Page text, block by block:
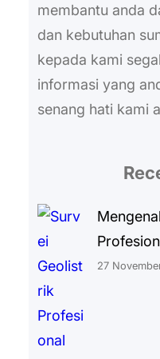
membantu anda
dan kebutuhan
kepada kami
informasi yang
senang hati kami
27